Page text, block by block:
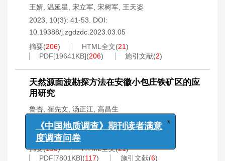
王婧 温延星 宋立军 宋树军 王天姿
2023, 10(3): 41-53.
DOI:
10.19388/j.zgdzdc.2023.03.05
摘要(206) HTML全文(21)
PDF[19641KB](206) 施引文献(2)
天然源面波勘探方法在安徽小包庄铁矿区的应
用研究
鲁杏 崔先文 汤正江 高昌生
2023, 10(3): 54-59. DOI:
10.19388/j.zgdzdc.2023.03.06
摘要(190) HTML全文(21)
PDF[7801KB](117) 施引文献(6)
x
《中国地质调查》期刊读者满意
度调查问卷